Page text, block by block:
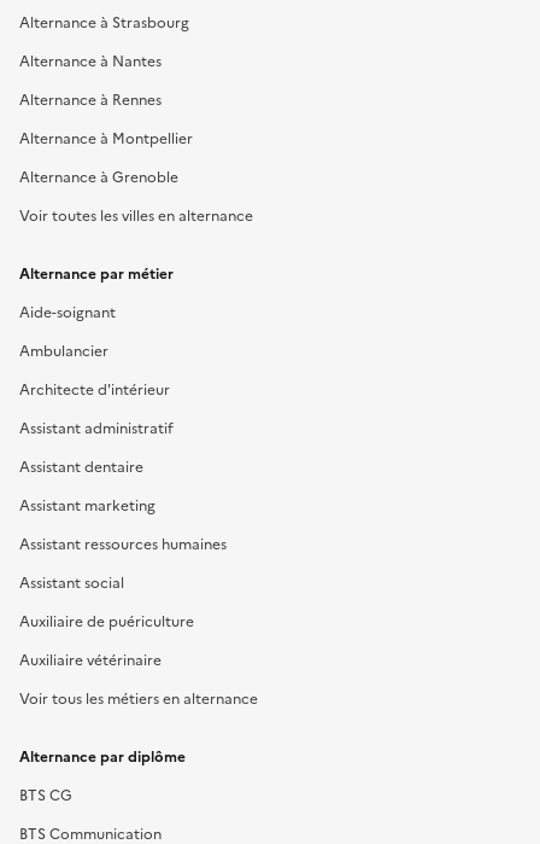
Alternance à Strasbourg
Alternance à Nantes
Alternance à Rennes
Alternance à Montpellier
Alternance à Grenoble
Voir toutes les villes en alternance
Alternance par métier
Aide-soignant
Ambulancier
Architecte d'intérieur
Assistant administratif
Assistant dentaire
Assistant marketing
Assistant ressources humaines
Assistant social
Auxiliaire de puériculture
Auxiliaire vétérinaire
Voir tous les métiers en alternance
Alternance par diplôme
BTS CG
BTS Communication